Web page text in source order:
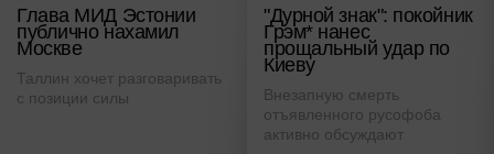
Глава МИД Эстонии
публично нахамил
Москве
Таллин хочет разговаривать
с позиции силы
"Дурной знак": покойник
Грэм* нанес
прощальный удар по
Киеву
Внезапную смерть
отъявленного русофоба
активно обсуждают